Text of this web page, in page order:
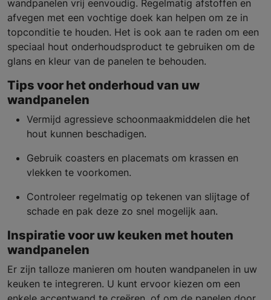
wandpanelen vrij eenvoudig. Regelmatig afstoffen en
afvegen met een vochtige doek kan helpen om ze in
topconditie te houden. Het is ook aan te raden om een
speciaal hout onderhoudsproduct te gebruiken om de
glans en kleur van de panelen te behouden.
Tips voor het onderhoud van uw
wandpanelen
Vermijd agressieve schoonmaakmiddelen die het
hout kunnen beschadigen.
Gebruik coasters en placemats om krassen en
vlekken te voorkomen.
Controleer regelmatig op tekenen van slijtage of
schade en pak deze zo snel mogelijk aan.
Inspiratie voor uw keuken met houten
wandpanelen
Er zijn talloze manieren om houten wandpanelen in uw
keuken te integreren. U kunt ervoor kiezen om een